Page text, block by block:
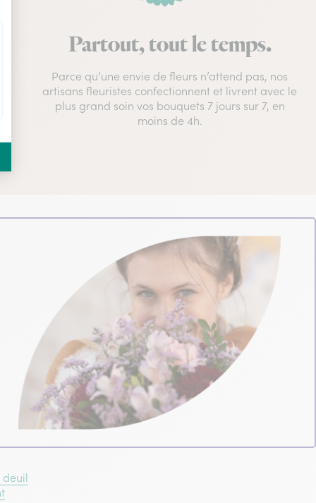
Partout, tout le temps.
Parce qu’une envie de fleurs n’attend pas, nos
artisans fleuristes confectionnent et livrent avec le
plus grand soin vos bouquets 7 jours sur 7, en
moins de 4h.
deuil